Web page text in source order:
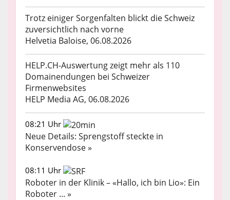
Trotz einiger Sorgenfalten blickt die Schweiz
zuversichtlich nach vorne
Helvetia Baloise, 06.08.2026
HELP.CH-Auswertung zeigt mehr als 110
Domainendungen bei Schweizer
Firmenwebsites
HELP Media AG, 06.08.2026
08:21 Uhr
Neue Details: Sprengstoff steckte in
Konservendose »
08:11 Uhr
Roboter in der Klinik – «Hallo, ich bin Lio»: Ein
Roboter ... »